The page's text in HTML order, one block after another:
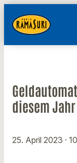
diesem Jahr
25. April 2023 ·